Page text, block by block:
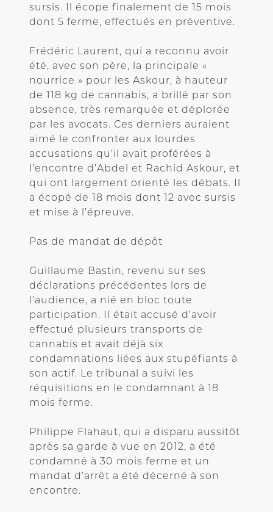
sursis. Il écope finalement de 15 mois
dont 5 ferme, effectués en préventive.
Frédéric Laurent, qui a reconnu avoir
été, avec son père, la principale «
nourrice » pour les Askour, à hauteur
de 118 kg de cannabis, a brillé par son
absence, très remarquée et déplorée
par les avocats. Ces derniers auraient
aimé le confronter aux lourdes
accusations qu’il avait proférées à
l’encontre d’Abdel et Rachid Askour, et
qui ont largement orienté les débats. Il
a écopé de 18 mois dont 12 avec sursis
et mise à l’épreuve.
Pas de mandat de dépôt
Guillaume Bastin, revenu sur ses
déclarations précédentes lors de
l’audience, a nié en bloc toute
participation. Il était accusé d’avoir
effectué plusieurs transports de
cannabis et avait déjà six
condamnations liées aux stupéfiants à
son actif. Le tribunal a suivi les
réquisitions en le condamnant à 18
mois ferme.
Philippe Flahaut, qui a disparu aussitôt
après sa garde à vue en 2012, a été
condamné à 30 mois ferme et un
mandat d’arrêt a été décerné à son
encontre.